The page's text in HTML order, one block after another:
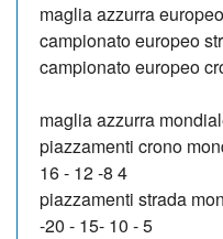
maglia azzurra
campionato europeo
campionato europeo
maglia azzurra
piazzamenti crono
16 - 12 -8 4
piazzamenti strada
-20 - 15- 10 - 5